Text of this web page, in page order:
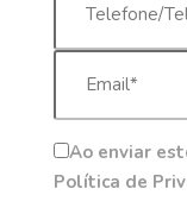
Ao enviar
Política de